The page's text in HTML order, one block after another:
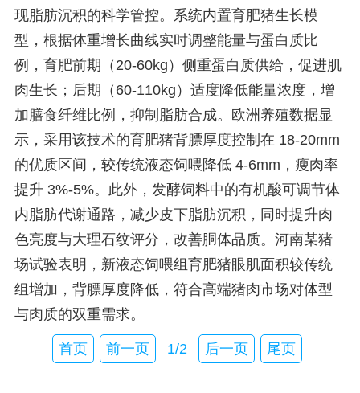
现脂肪沉积的科学管控。系统内置育肥猪生长模
型，根据体重增长曲线实时调整能量与蛋白质比
例，育肥前期（20-60kg）侧重蛋白质供给，促进肌
肉生长；后期（60-110kg）适度降低能量浓度，增
加膳食纤维比例，抑制脂肪合成。欧洲养殖数据显
示，采用该技术的育肥猪背膘厚度控制在 18-20mm
的优质区间，较传统液态饲喂降低 4-6mm，瘦肉率
提升 3%-5%。此外，发酵饲料中的有机酸可调节体
内脂肪代谢通路，减少皮下脂肪沉积，同时提升肉
色亮度与大理石纹评分，改善胴体品质。河南某猪
场试验表明，新液态饲喂组育肥猪眼肌面积较传统
组增加，背膘厚度降低，符合高端猪肉市场对体型
与肉质的双重需求。
首页 前一页 1/2 后一页 尾页